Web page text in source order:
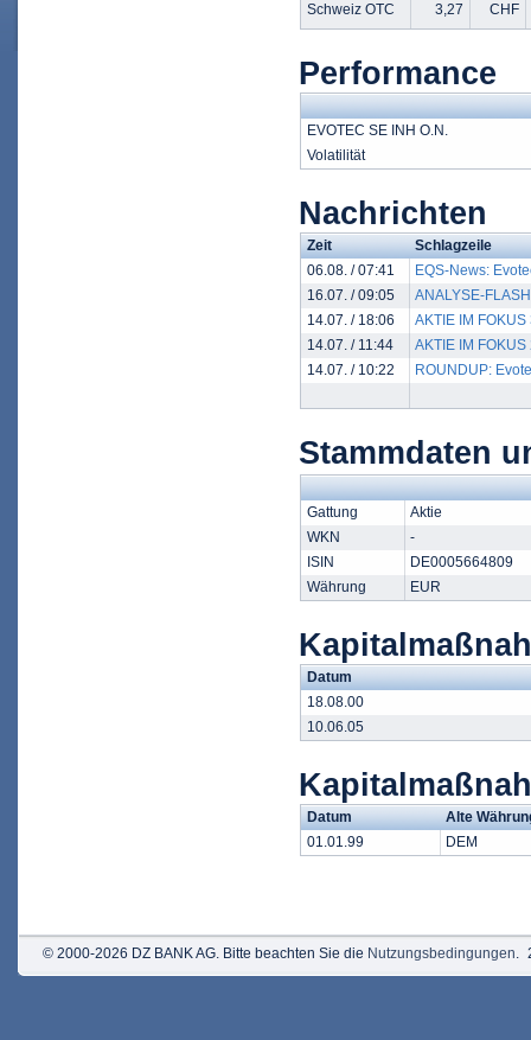
Schweiz OTC
3,27 CHF
Performance
EVOTEC SE INH O.N.
Volatilität
Nachrichten
Zeit
Schlagzeile
06.08. / 07:41
EQS-News:
16.07. / 09:05
ANALYSE-
14.07. / 18:06
AKTIE IM
14.07. / 11:44
AKTIE IM
14.07. / 10:22
ROUNDUP:
Stammdaten
Gattung
Aktie
WKN
-
ISIN
DE0005664809
Währung
EUR
Datum
18.08.00
10.06.05
Datum
Alte
01.01.99
DEM
© 2000-2026 DZ BANK AG. Bitte beachten Sie die Nutzungsbedingungen.